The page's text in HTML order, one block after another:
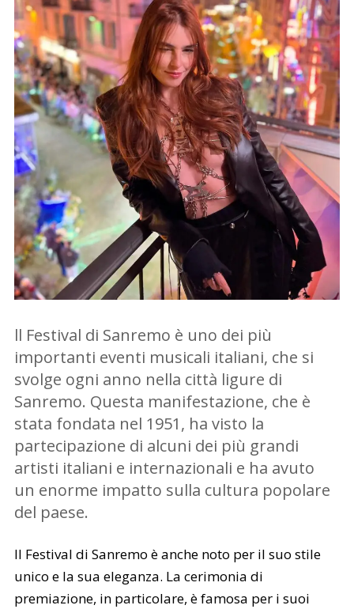
ll Festival di Sanremo è uno dei più
importanti eventi musicali italiani, che si
svolge ogni anno nella città ligure di
Sanremo. Questa manifestazione, che è
stata fondata nel 1951, ha visto la
partecipazione di alcuni dei più grandi
artisti italiani e internazionali e ha avuto
un enorme impatto sulla cultura popolare
del paese.
Il Festival di Sanremo è anche noto per il suo stile
unico e la sua eleganza. La cerimonia di
premiazione, in particolare, è famosa per i suoi